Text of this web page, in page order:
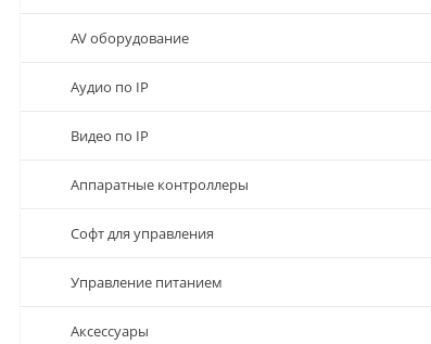
AV оборудование
Аудио по IP
Видео по IP
Аппаратные контроллеры
Софт для управления
Управление питанием
Аксессуары